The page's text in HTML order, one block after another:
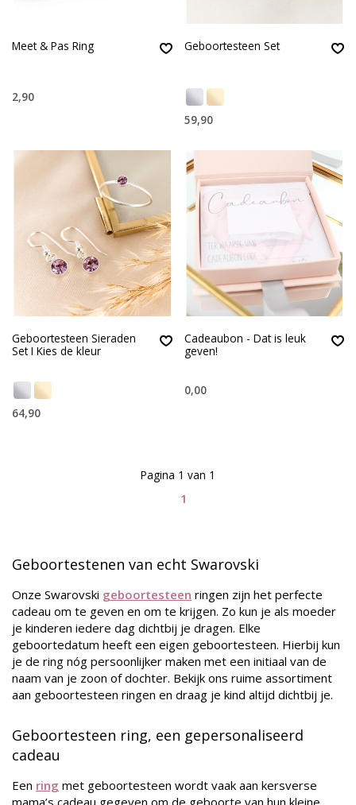
Meet & Pas Ring
2,90
Geboortesteen Set
59,90
Geboortesteen Sieraden
Set I Kies de kleur
64,90
Cadeaubon - Dat is leuk
geven!
0,00
1
Pagina 1 van 1
Geboortestenen van echt Swarovski
Onze Swarovski geboortesteen ringen zijn het perfecte
cadeau om te geven en om te krijgen. Zo kun je als moeder
je kinderen iedere dag dichtbij je dragen. Elke
geboortedatum heeft een eigen geboortesteen. Hierbij kun
je de ring nóg persoonlijker maken met een initiaal van de
naam van je zoon of dochter. Bekijk ons ruime assortiment
aan geboortesteen ringen en draag je kind altijd dichtbij je.
Geboortesteen ring, een gepersonaliseerd
cadeau
Een ring met geboortesteen wordt vaak aan kersverse
mama’s cadeau gegeven om de geboorte van hun kleine